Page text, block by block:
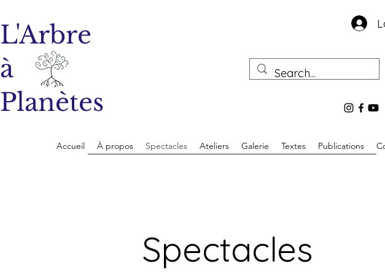
L'Arbre
à
Planètes
Accueil À propos Spectacles Ateliers Galerie Textes Publications
Spectacles